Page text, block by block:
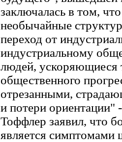
заключалась в том,
необычайные
переход от
индустриальному
людей, ускоряющиеся
общественного
отрезанными,
и потери
Тоффлер заявил, что
является симптомами